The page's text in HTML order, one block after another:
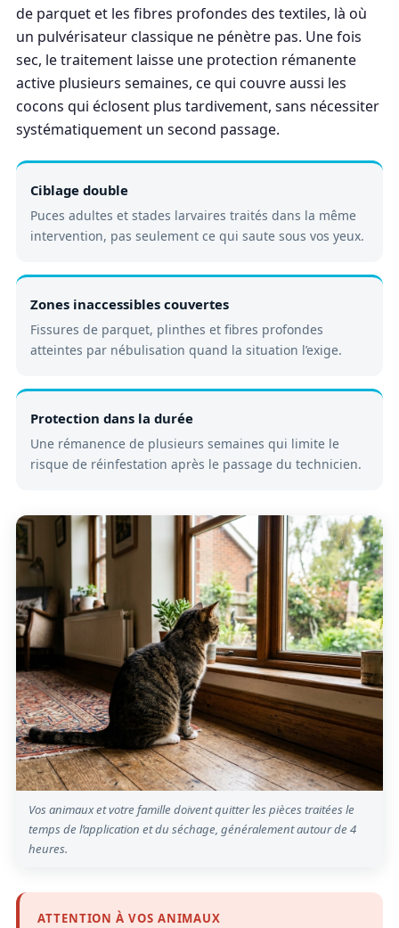
de parquet et les fibres profondes des textiles, là où
un pulvérisateur classique ne pénètre pas. Une fois
sec, le traitement laisse une protection rémanente
active plusieurs semaines, ce qui couvre aussi les
cocons qui éclosent plus tardivement, sans nécessiter
systématiquement un second passage.
Ciblage double
Puces adultes et stades larvaires traités dans la même
intervention, pas seulement ce qui saute sous vos yeux.
Zones inaccessibles couvertes
Fissures de parquet, plinthes et fibres profondes
atteintes par nébulisation quand la situation l’exige.
Protection dans la durée
Une rémanence de plusieurs semaines qui limite le
risque de réinfestation après le passage du technicien.
Vos animaux et votre famille doivent quitter les pièces traitées le
temps de l’application et du séchage, généralement autour de 4
heures.
ATTENTION À VOS ANIMAUX